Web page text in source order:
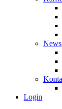
News
Login